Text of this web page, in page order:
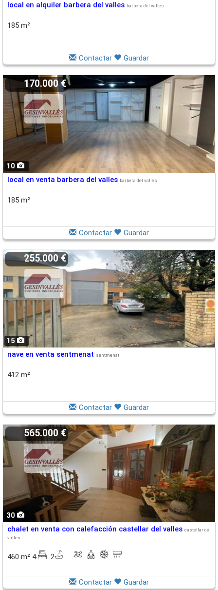
local en alquiler barbera del valles barbera del valles
185 m²
Contactar Guardar
10
170.000 €
local en venta barbera del valles barbera del valles
185 m²
Contactar Guardar
15
255.000 €
nave en venta sentmenat sentmenat
412 m²
Contactar Guardar
30
565.000 €
chalet en venta con calefacción castellar del valles castellar del
valles
460 m² 4 2
Contactar Guardar